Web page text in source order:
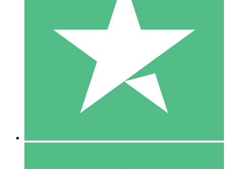
Paquetes de Créditos Individuales
Paga según el uso con créditos de descarga. Sin compromiso
10 00